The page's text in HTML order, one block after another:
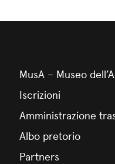
MusA – Museo
Iscrizioni
Amministrazione
Albo pretorio
Partners